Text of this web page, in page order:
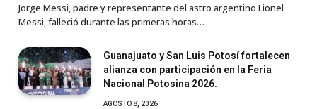
Jorge Messi, padre y representante del astro argentino Lionel
Messi, falleció durante las primeras horas…
Guanajuato y San Luis Potosí fortalecen
alianza con participación en la Feria
Nacional Potosina 2026.
AGOSTO 8, 2026